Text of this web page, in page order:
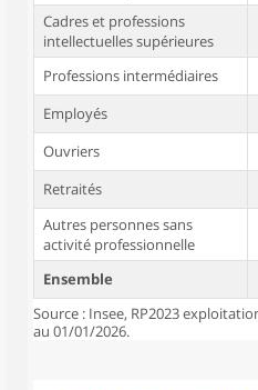
Cadres et professions
intellectuelles supérieures
Professions intermédiaires
Employés
Ouvriers
Retraités
Autres personnes sans
activité professionnelle
Ensemble
Source : Insee, RP2023
au 01/01/2026.